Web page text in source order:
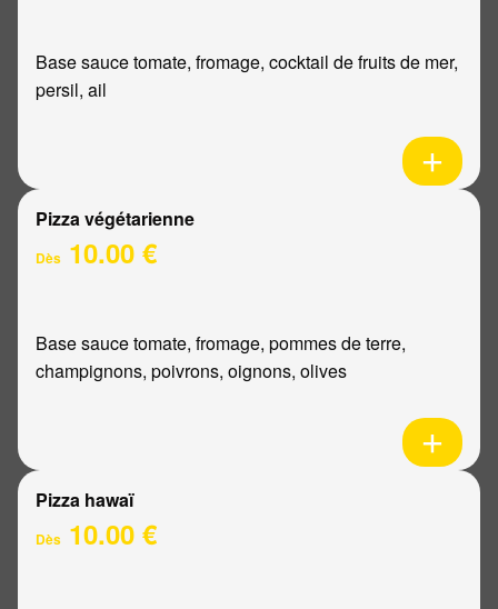
Base sauce tomate, fromage, cocktail de fruits de mer,
persil, ail
Pizza végétarienne
Dès 10.00 €
Base sauce tomate, fromage, pommes de terre,
champignons, poivrons, oignons, olives
Pizza hawaï
Dès 10.00 €